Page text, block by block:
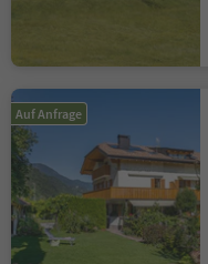
Auf Anfrage